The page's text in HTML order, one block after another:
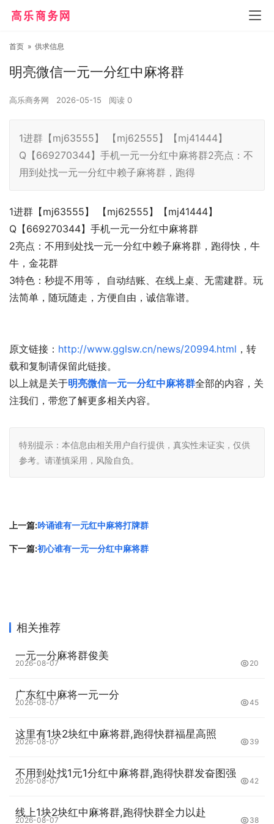
首页 » 供求信息
明亮微信一元一分红中麻将群
高乐商务网 2026-05-15 阅读 0
1进群【mj63555】 【mj62555】【mj41444】
Q【669270344】手机一元一分红中麻将群2亮点：不
用到处找一元一分红中赖子麻将群，跑得
1进群【mj63555】 【mj62555】【mj41444】
Q【669270344】手机一元一分红中麻将群
2亮点：不用到处找一元一分红中赖子麻将群，跑得快，牛
牛，金花群
3特色：秒提不用等， 自动结账、在线上桌、无需建群。玩
法简单，随玩随走，方便自由，诚信靠谱。
原文链接： http://www.gglsw.cn/news/20994.html ，转
载和复制请保留此链接。
以上就是关于明亮微信一元一分红中麻将群全部的内容，关
注我们，带您了解更多相关内容。
特别提示：本信息由相关用户自行提供，真实性未证实，仅供
参考。请谨慎采用，风险自负。
上一篇:吟诵谁有一元红中麻将打牌群
下一篇:初心谁有一元一分红中麻将群
相关推荐
一元一分麻将群俊美
2026-08-07 20
广东红中麻将一元一分
2026-08-07 45
这里有1块2块红中麻将群,跑得快群福星高照
2026-08-07 39
不用到处找1元1分红中麻将群,跑得快群发奋图强
2026-08-07 42
线上1块2块红中麻将群,跑得快群全力以赴
2026-08-07 38